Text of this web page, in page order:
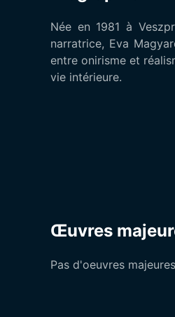
Née en 1981 à
narratrice, Eva
entre onirisme et
vie intérieure.
Œuvres
Pas d'oeuvres majeures